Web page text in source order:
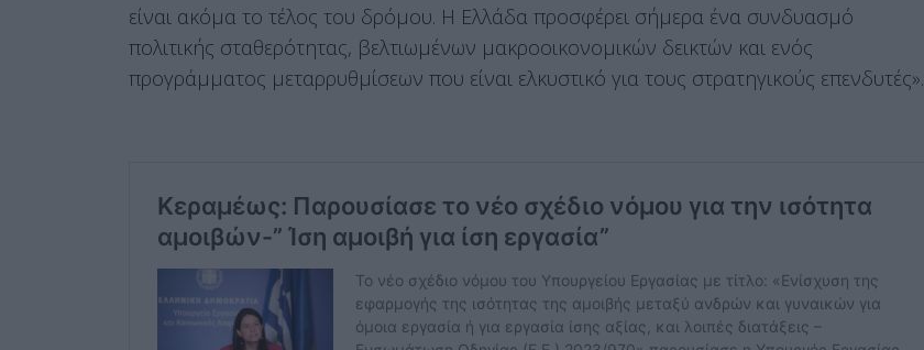
είναι ακόμα το τέλος του δρόμου. Η Ελλάδα προσφέρει σήμερα ένα συνδυασμό
πολιτικής σταθερότητας, βελτιωμένων μακροοικονομικών δεικτών και ενός
προγράμματος μεταρρυθμίσεων που είναι ελκυστικό για τους στρατηγικούς επενδυτές».